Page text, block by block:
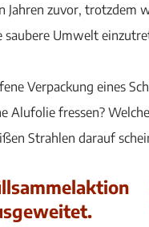
Jahren zuvor, trotzdem
Umwelt
Verpackung eines
Alufolie fressen?
Strahlen darauf